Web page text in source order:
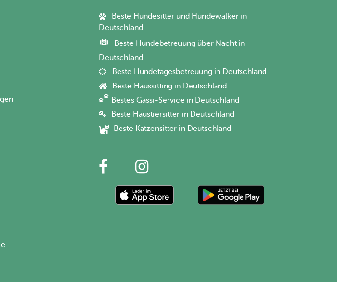
Beste Hundesitter und Hundewalker in
Deutschland
Beste Hundebetreuung über Nacht in
Deutschland
Beste Hundetagesbetreuung in Deutschland
Beste Haussitting in Deutschland
Bestes Gassi-Service in Deutschland
Beste Haustiersitter in Deutschland
Beste Katzensitter in Deutschland